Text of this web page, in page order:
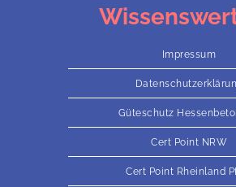
Impressum
Güteschutz
Cert Point NRW
Cert Point Rheinland